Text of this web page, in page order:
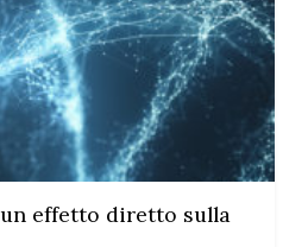
un effetto diretto sulla